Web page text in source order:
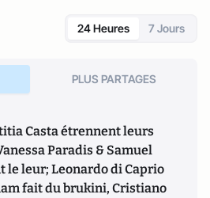
24 Heures 7 Jours
PLUS PARTAGES
Casta étrennent leurs
Paradis & Samuel
leur; Leonardo di Caprio
fait du brukini, Cristiano